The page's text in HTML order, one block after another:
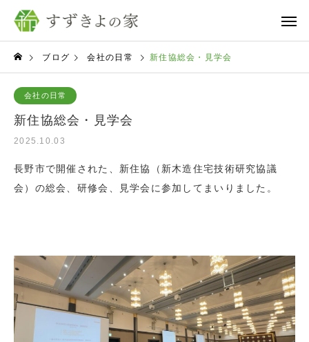
ブログ 会社の日常 新住協総会・見学会
会社の日常
新住協総会・見学会
2025.10.03
長野市で開催された、新住協（新木造住宅技術研究協議
会）の総会、研修会、見学会に参加してまいりました。